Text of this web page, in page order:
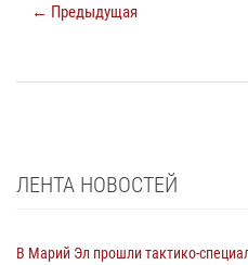
← Предыдущая
ЛЕНТА НОВОСТЕЙ
В Марий Эл прошли тактико-